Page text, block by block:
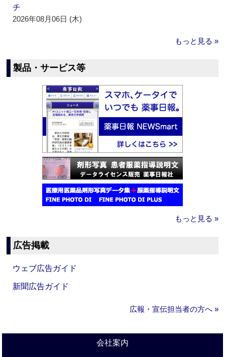
チ
2026年08月06日 (木)
もっと見る »
製品・サービス等
もっと見る »
広告掲載
ウェブ広告ガイド
新聞広告ガイド
広報・宣伝担当者の方へ »
会社案内